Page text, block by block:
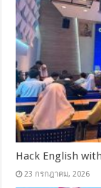
Hack English
23 กรกฎาคม, 2026